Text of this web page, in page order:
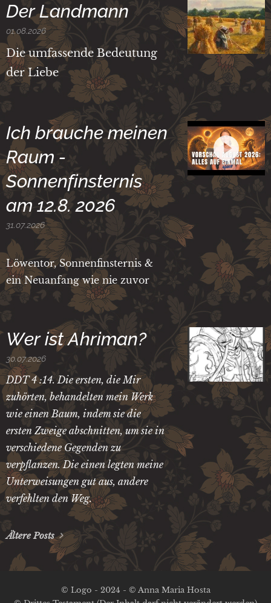
Der Landmann
01.08.2026
Die umfassende Bedeutung
der Liebe
Ich brauche meinen
Raum -
Sonnenfinsternis
am 12.8. 2026
31.07.2026
Löwentor, Sonnenfinsternis &
ein Neuanfang wie nie zuvor ✨
Wer ist Ahriman?
30.07.2026
DDT 4 :14. Die ersten, die Mir
zuhörten, behandelten mein Werk
wie einen Baum, indem sie die
ersten Zweige abschnitten, um sie in
verschiedene Gegenden zu
verpflanzen. Die einen legten meine
Unterweisungen gut aus, andere
verfehlten den Weg.
Ältere Posts
© Logo - 2024 - © Anna Maria Hosta